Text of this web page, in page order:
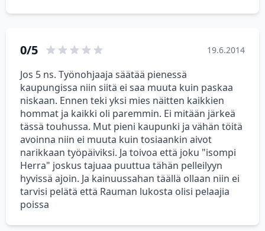
0/5 19.6.2014
Jos 5 ns. Työnohjaaja säätää pienessä
kaupungissa niin siitä ei saa muuta kuin paskaa
niskaan. Ennen teki yksi mies näitten kaikkien
hommat ja kaikki oli paremmin. Ei mitään järkeä
tässä touhussa. Mut pieni kaupunki ja vähän töitä
avoinna niin ei muuta kuin tosiaankin aivot
narikkaan työpäiviksi. Ja toivoa että joku "isompi
Herra" joskus tajuaa puuttua tähän pelleilyyn
hyvissä ajoin. Ja kainuussahan täällä ollaan niin ei
tarvisi pelätä että Rauman lukosta olisi pelaajia
poissa